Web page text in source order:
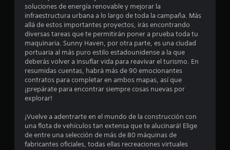
e
l
l
e
n
r
á
p
i
d
a
s
d
e
b
t
o
n
e
e
p
u
e
d
a
s
v
o
l
r
a
l
j
soluciones de energía renovable y mejorar la
infraestructura urbana a lo largo de toda la campaña. Más
allá de estos importantes proyectos, irás encontrando
diversas tareas que te permitirán poner a prueba toda tu
maquinaria. Sunny Haven, por otra parte, es una ciudad
portuaria al más puro estilo estadounidense a la que
deberás volver a insuflar vida para reavivar el turismo. En
resumidas cuentas, habrá más de 90 emocionantes
contratos para completar en ambos mapas, así que
¡prepárate para encontrar siempre cosas nuevas por
explorar!
¡Vuelve a adentrarte en el mundo de la construcción con
una flota de vehículos tan extensa que te alucinará! Elige
de entre una selección de más de 80 máquinas de
fabricantes oficiales, todas ellas recreaciones virtuales